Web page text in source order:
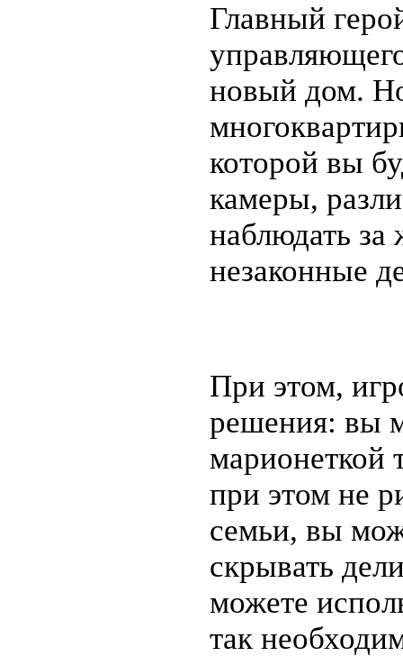
Главный
новый дом.
которой вы
камеры,
наблюдать
незаконные
При этом,
решения: вы
марионеткой
при этом не
семьи, вы
скрывать
можете
так